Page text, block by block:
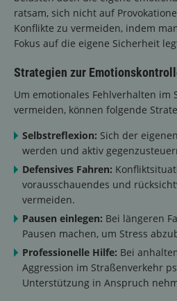
ratsam, sich nicht auf
Konflikte zu vermeiden, indem
Fokus auf die eigene Sicherheit
Strategien zur
Um emotionales Fehlverhalten im
vermeiden, können folgende
Selbstreflexion: Sich der
werden und aktiv
Defensives Fahren:
vorausschauendes und
vermeiden.
Pausen einlegen: Bei längeren
Pausen machen, um Stress
Professionelle Hilfe: Bei
Aggression im Straßenverkehr
Unterstützung in Anspruch